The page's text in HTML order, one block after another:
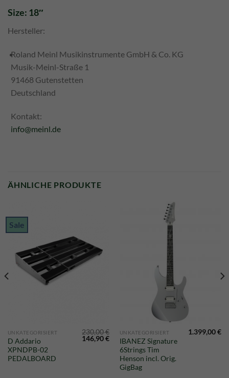
Size: 18″
Hersteller:
Roland Meinl Musikinstrumente GmbH & Co. KG
Musik-Meinl-Straße 1
91468 Gutenstetten
Deutschland
Kontakt:
info@meinl.de
ÄHNLICHE PRODUKTE
Sale
UNKATEGORISIERT
D Addario
XPNDPB-02
PEDALBOARD
230,00€
Ursprünglicher
Preis
146,90€Aktueller
Preis
146,90 €.
UNKATEGORISIERT
IBANEZ Signature
6Strings Tim
Henson incl. Orig.
GigBag
1.399,00€
€.